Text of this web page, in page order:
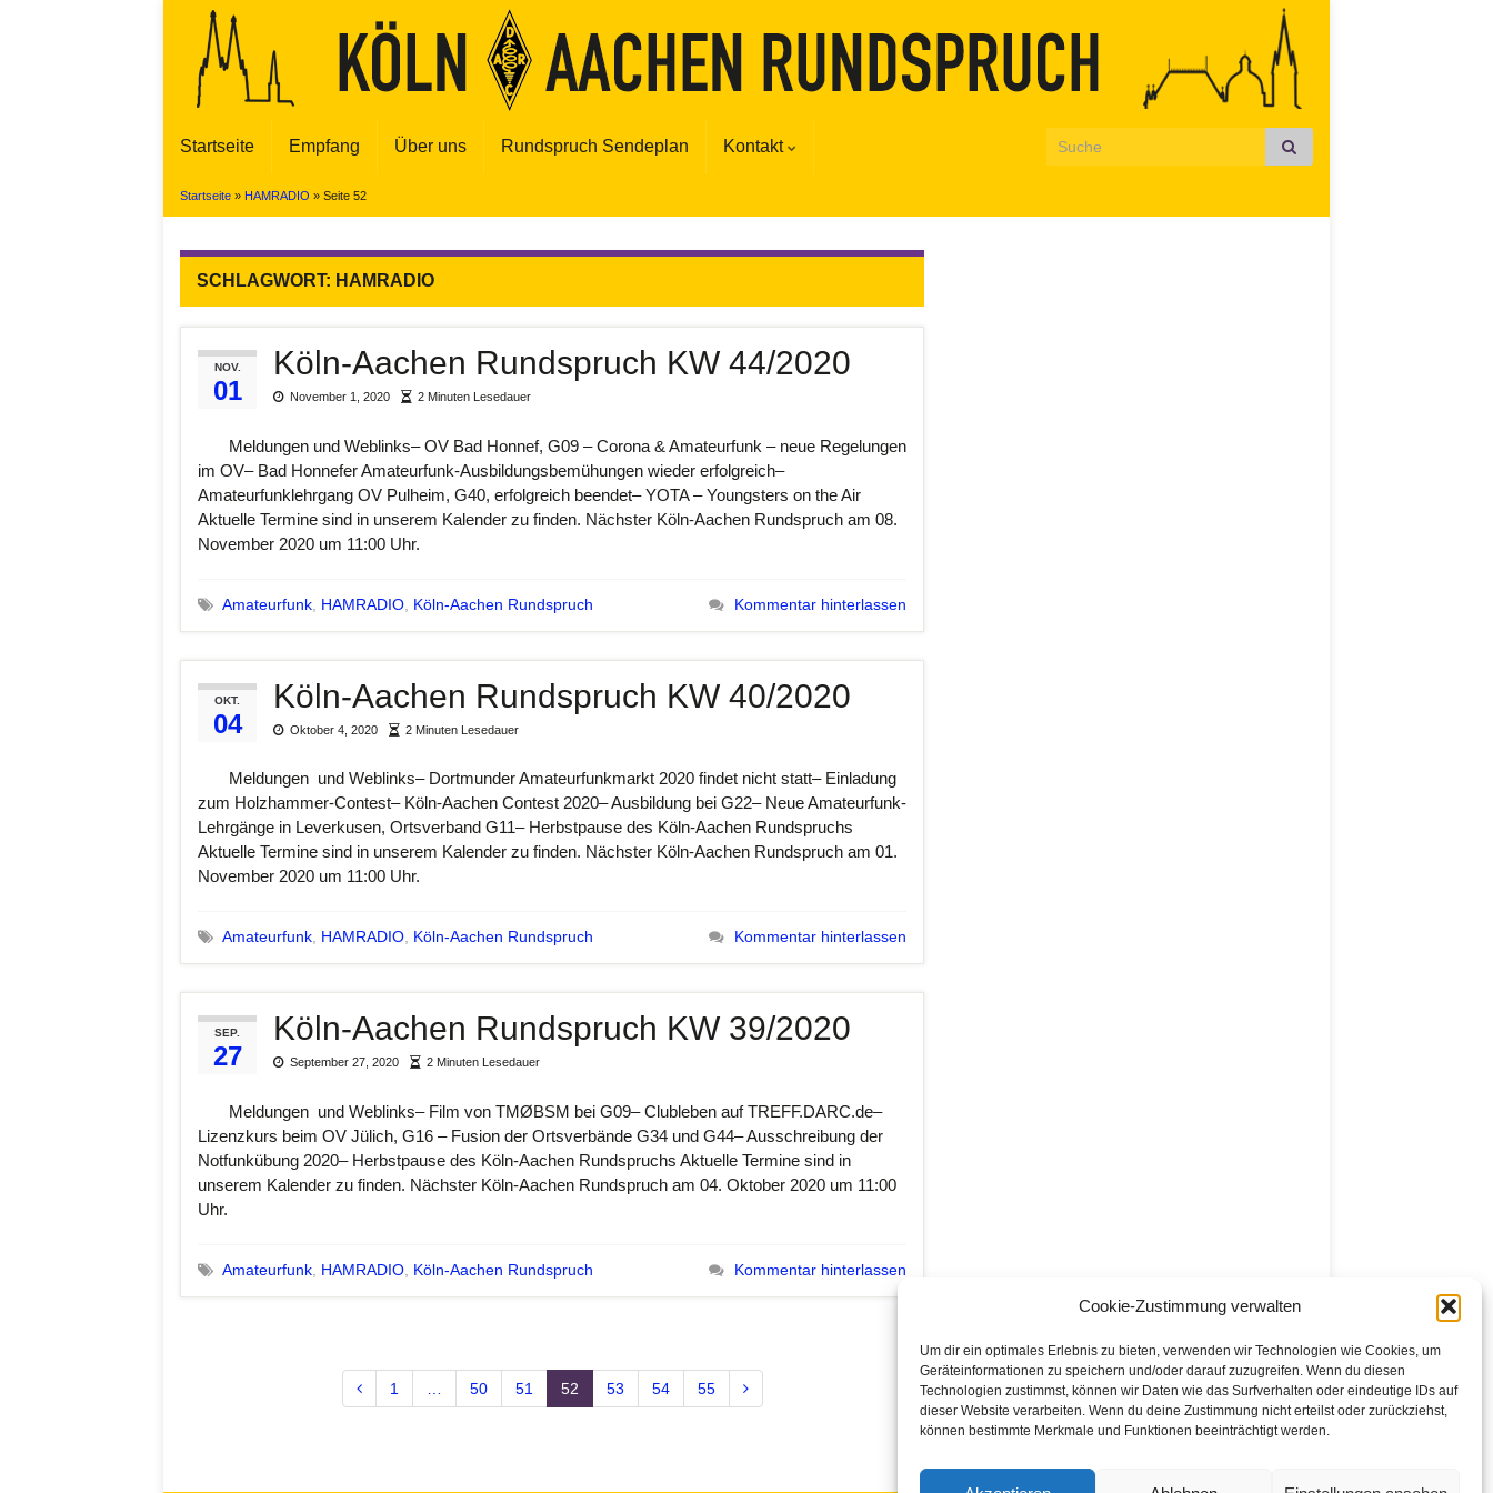
Cookie-Zustimmung verwalten
Um dir ein optimales Erlebnis zu bieten, verwenden wir Technologien wie Cookies, um
Geräteinformationen zu speichern und/oder darauf zuzugreifen. Wenn du diesen
Technologien zustimmst, können wir Daten wie das Surfverhalten oder eindeutige IDs auf
dieser Website verarbeiten. Wenn du deine Zustimmung nicht erteilst oder zurückziehst,
können bestimmte Merkmale und Funktionen beeinträchtigt werden.
Startseite Empfang Über uns Rundspruch Sendeplan Kontakt Search for:
Startseite » HAMRADIO » Seite 52
SCHLAGWORT: HAMRADIO
NOV.
01
Köln-Aachen Rundspruch KW 44/2020
November 1, 2020 2 Minuten Lesedauer
Meldungen und Weblinks– OV Bad Honnef, G09 – Corona & Amateurfunk – neue Regelungen
im OV– Bad Honnefer Amateurfunk-Ausbildungsbemühungen wieder erfolgreich–
Amateurfunklehrgang OV Pulheim, G40, erfolgreich beendet– YOTA – Youngsters on the Air
Aktuelle Termine sind in unserem Kalender zu finden. Nächster Köln-Aachen Rundspruch am 08.
November 2020 um 11:00 Uhr.
Amateurfunk HAMRADIO Köln-Aachen Rundspruch Kommentar hinterlassen
OKT.
04
Köln-Aachen Rundspruch KW 40/2020
Oktober 4, 2020 2 Minuten Lesedauer
Meldungen und Weblinks– Dortmunder Amateurfunkmarkt 2020 findet nicht statt– Einladung
zum Holzhammer-Contest– Köln-Aachen Contest 2020– Ausbildung bei G22– Neue Amateurfunk-
Lehrgänge in Leverkusen, Ortsverband G11– Herbstpause des Köln-Aachen Rundspruchs
Aktuelle Termine sind in unserem Kalender zu finden. Nächster Köln-Aachen Rundspruch am 01.
November 2020 um 11:00 Uhr.
Amateurfunk, HAMRADIO, Köln-Aachen Rundspruch Kommentar hinterlassen
SEP.
27
Köln-Aachen Rundspruch KW 39/2020
September 27, 2020 2 Minuten Lesedauer
Meldungen und Weblinks– Film von TMØBSM bei G09– Clubleben auf TREFF.DARC.de–
Lizenzkurs beim OV Jülich, G16 – Fusion der Ortsverbände G34 und G44– Ausschreibung der
Notfunkübung 2020– Herbstpause des Köln-Aachen Rundspruchs Aktuelle Termine sind in
unserem Kalender zu finden. Nächster Köln-Aachen Rundspruch am 04. Oktober 2020 um 11:00
Uhr.
Amateurfunk HAMRADIO Köln-Aachen Rundspruch Kommentar hinterlassen
1 50 51 52 53 54 55